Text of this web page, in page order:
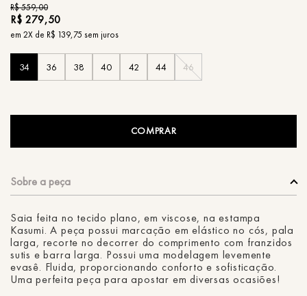
R$559,00
R$ 279,50
em 2X de R$ 139,75 sem juros
34 36 38 40 42 44 46
COMPRAR
Saia feita no tecido plano, em viscose, na estampa
Kasumi. A peça possui marcação em elástico no cós, pala
larga, recorte no decorrer do comprimento com franzidos
sutis e barra larga. Possui uma modelagem levemente
evasê. Fluida, proporcionando conforto e sofisticação.
Uma perfeita peça para apostar em diversas ocasiões!